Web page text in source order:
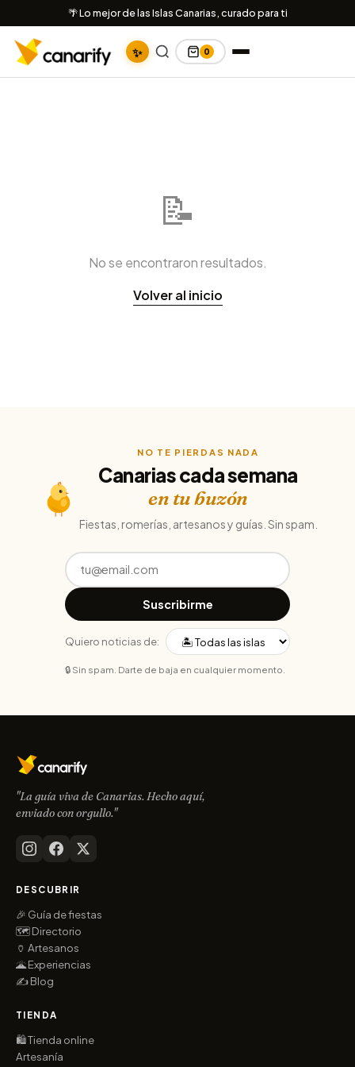
🌴 Lo mejor de las Islas Canarias, curado para ti
✨ 0
📝
No se encontraron resultados.
Volver al inicio
NO TE PIERDAS NADA
Canarias cada semana
en tu buzón
Fiestas, romerías, artesanos y guías. Sin spam.
Suscribirme
Quiero noticias de:
🔒 Sin spam. Darte de baja en cualquier momento.
"La guía viva de Canarias. Hecho aquí,
enviado con orgullo."
DESCUBRIR
🎉 Guía de fiestas
🗺️ Directorio
🏺 Artesanos
🌋 Experiencias
✍️ Blog
TIENDA
🛍️ Tienda online
Artesanía